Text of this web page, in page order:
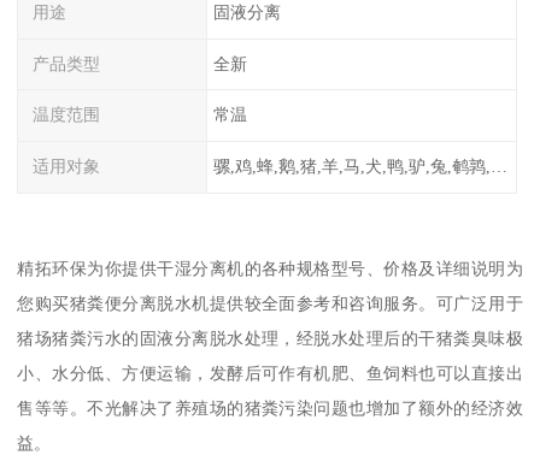
用途 固液分离
产品类型 全新
温度范围 常温
适用对象 骡,鸡,蜂,鹅,猪,羊,马,犬,鸭,驴,兔,鹌鹑,牛,鸽
精拓环保为你提供干湿分离机的各种规格型号、价格及详细说明为
您购买猪粪便分离脱水机提供较全面参考和咨询服务。可广泛用于
猪场猪粪污水的固液分离脱水处理，经脱水处理后的干猪粪臭味极
小、水分低、方便运输，发酵后可作有机肥、鱼饲料也可以直接出
售等等。不光解决了养殖场的猪粪污染问题也增加了额外的经济效
益。